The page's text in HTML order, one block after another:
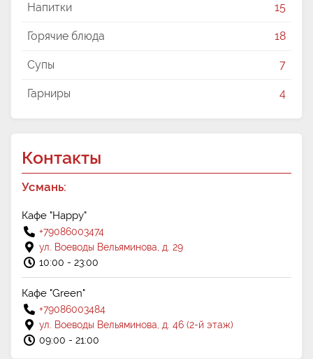
Напитки 15
Горячие блюда 18
Супы 7
Гарниры 4
Контакты
Усмань:
Кафе "Happy"
+79086003474
ул. Воеводы Вельяминова, д. 29
10:00 - 23:00
Кафе "Green"
+79086003484
ул. Воеводы Вельяминова, д. 46 (2-й этаж)
09:00 - 21:00